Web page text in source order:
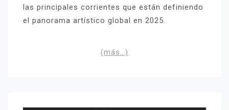
las principales corrientes que están definiendo
el panorama artístico global en 2025.
(más…)